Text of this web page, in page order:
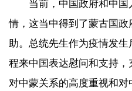
当前，中国政府和中
情，这当中得到了蒙古国
助。总统先生作为疫情发
程来中国表达慰问和支持
对中蒙关系的高度重视和